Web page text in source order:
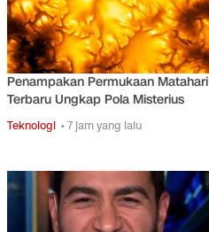
Penampakan Permukaan Matahari
Terbaru Ungkap Pola Misterius
Teknologi • 7 jam yang lalu